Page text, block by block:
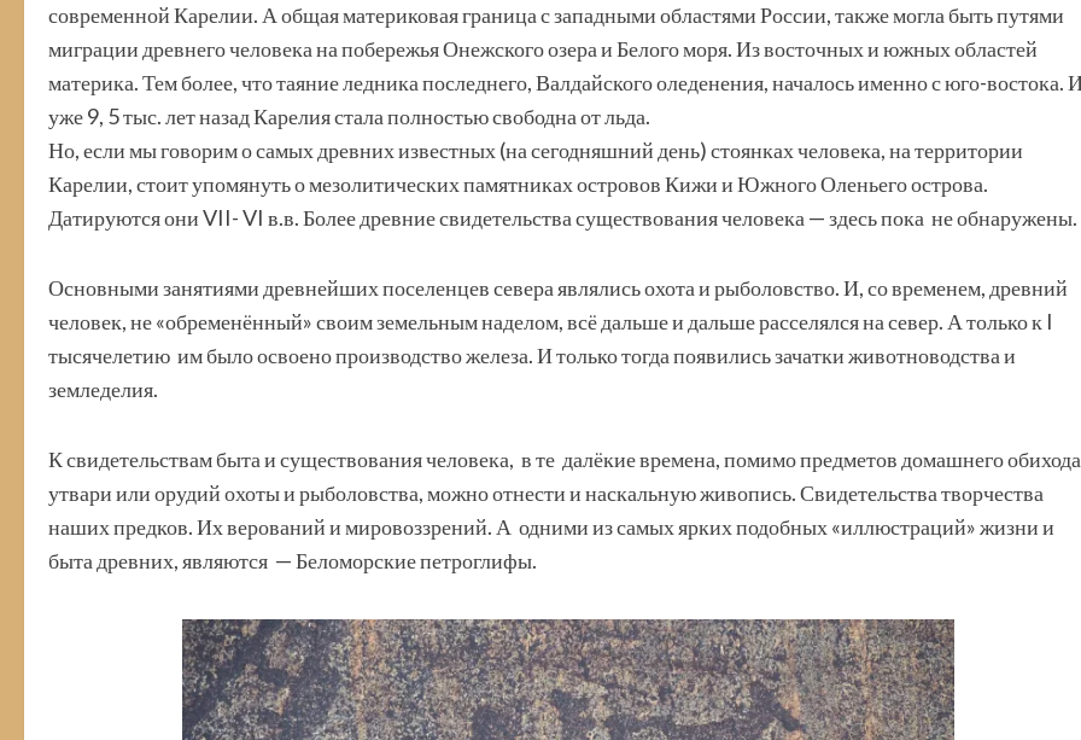
современной Карелии. А общая материковая граница с западными областями России, также могла быть путями
миграции древнего человека на побережья Онежского озера и Белого моря. Из восточных и южных областей
материка. Тем более, что таяние ледника последнего, Валдайского оледенения, началось именно с юго-востока.
уже 9, 5 тыс. лет назад Карелия стала полностью свободна от льда.
Но, если мы говорим о самых древних известных (на сегодняшний день) стоянках человека, на территории
Карелии, стоит упомянуть о мезолитических памятниках островов Кижи и Южного Оленьего острова.
Датируются они VII- VI в.в. Более древние свидетельства существования человека — здесь пока не обнаружены.
Основными занятиями древнейших поселенцев севера являлись охота и рыболовство. И, со временем, древний
человек, не «обременённый» своим земельным наделом, всё дальше и дальше расселялся на север. А только к I
тысячелетию им было освоено производство железа. И только тогда появились зачатки животноводства и
земледелия.
К свидетельствам быта и существования человека, в те далёкие времена, помимо предметов домашнего
утвари или орудий охоты и рыболовства, можно отнести и наскальную живопись. Свидетельства творчества
наших предков. Их верований и мировоззрений. А одними из самых ярких подобных «иллюстраций» жизни и
быта древних, являются — Беломорские петроглифы.